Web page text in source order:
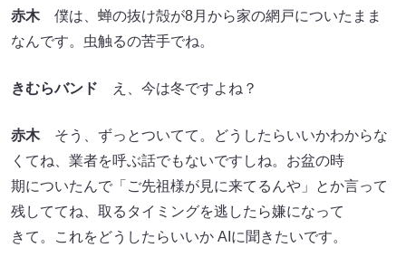
赤木 僕は、蝉の抜け殻が8月から家の網戸についたまま
なんです。虫触るの苦手でね。
きむらバンド え、今は冬ですよね？
赤木 そう、ずっとついてて。どうしたらいいかわからな
くてね、業者を呼ぶ話でもないですしね。お盆の時
期についたんで「ご先祖様が見に来てるんや」とか言って
残しててね、取るタイミングを逃したら嫌になって
きて。これをどうしたらいいか AIに聞きたいです。